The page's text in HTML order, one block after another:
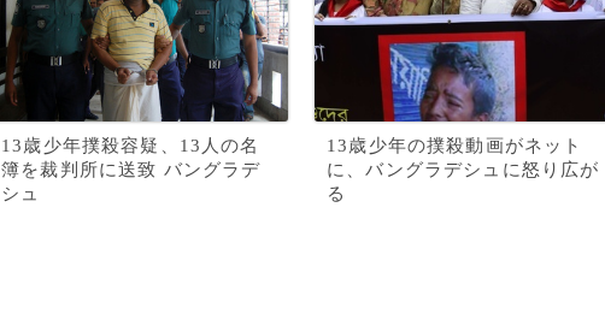
13歳少年撲殺容疑、13人の名
簿を裁判所に送致 バングラデ
シュ
13歳少年の撲殺動画がネット
に、バングラデシュに怒り広が
る